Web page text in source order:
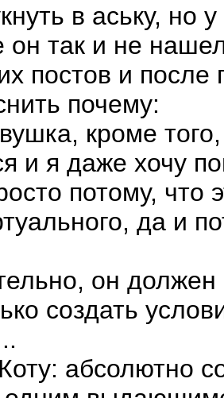
в аську, но
он так и не
постов и после
почему:
кроме
и я даже хочу
потому, что
да и
он
создать
абсолютно